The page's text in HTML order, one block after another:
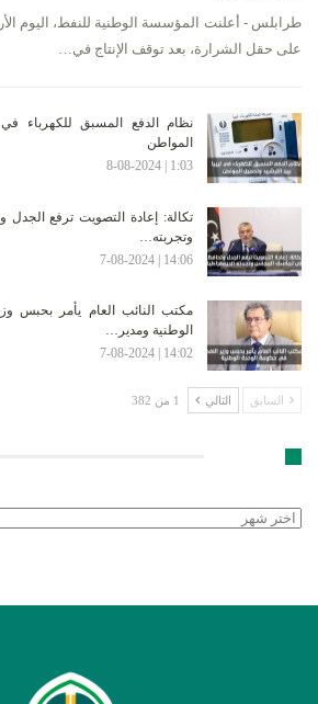
طرابلس - أعلنت المؤسسة الوطنية للنفط، اليوم
على حقل الشرارة، بعد توقف الإنتاج في…
نظام الدفع المسبق للكهرباء
المواطن
1:03 | 8-08-2024
تكالة: إعادة التصويت ترفع
وتجربته…
14:06 | 7-08-2024
مكتب النائب العام يأمر بحبس
الوطنية ومدير…
14:02 | 7-08-2024
السابق التالي 1 من 382
الأرشيف